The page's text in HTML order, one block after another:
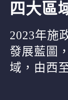
四大區
2023年施
發展藍圖
域，由西